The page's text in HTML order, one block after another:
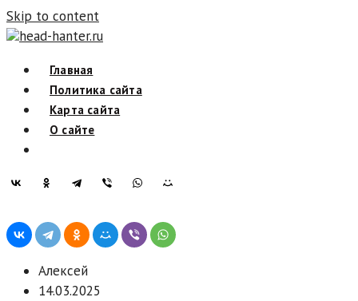
Skip to content
head-hanter.ru
Главная
Политика сайта
Карта сайта
О сайте
Алексей
14.03.2025